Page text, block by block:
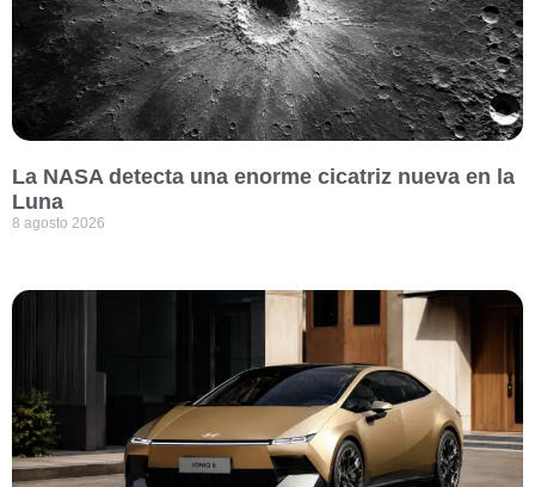
La NASA detecta una enorme cicatriz nueva en la
Luna
8 agosto 2026